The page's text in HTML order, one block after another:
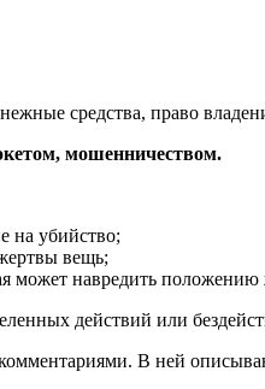
средства, право
мошенничеством.
на убийство;
вещь;
может навредить
действий или
В ней